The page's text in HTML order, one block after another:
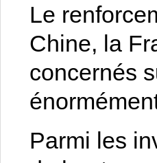
Le
Chine, la
concernés
Parmi les